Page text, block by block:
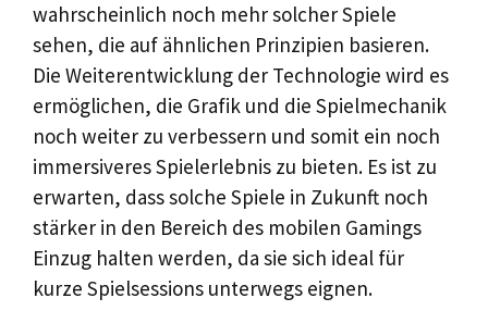
wahrscheinlich noch mehr solcher Spiele
sehen, die auf ähnlichen Prinzipien basieren.
Die Weiterentwicklung der Technologie wird es
ermöglichen, die Grafik und die Spielmechanik
noch weiter zu verbessern und somit ein noch
immersiveres Spielerlebnis zu bieten. Es ist zu
erwarten, dass solche Spiele in Zukunft noch
stärker in den Bereich des mobilen Gamings
Einzug halten werden, da sie sich ideal für
kurze Spielsessions unterwegs eignen.